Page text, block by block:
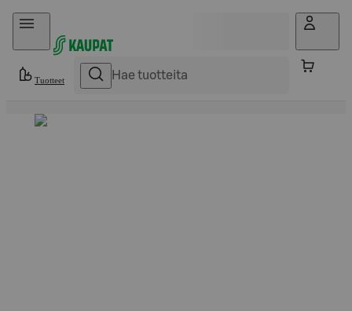
Hyppää sisältöön
Tuotteet